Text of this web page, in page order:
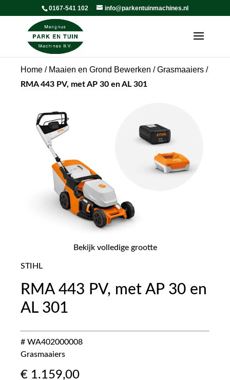
0167-541 102 info@parkentuinmachines.nl
Home / Maaien en Grond Bewerken /Grasmaaiers /
RMA 443 PV, met AP 30 en AL 301
Bekijk volledige grootte
STIHL
RMA 443 PV, met AP 30 en
AL 301
# WA402000008
Grasmaaiers
€ 1.159,00